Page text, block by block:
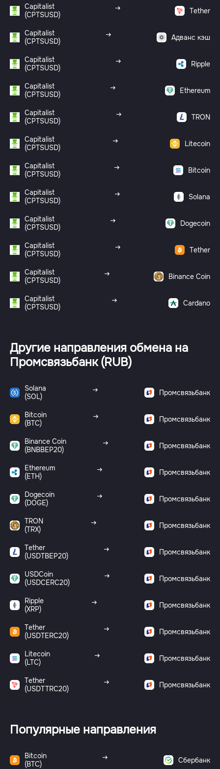
Capitalist
(CPTSUSD)
Tether
Capitalist
(CPTSUSD)
Адванс кэш
Capitalist
(CPTSUSD)
Ripple
Capitalist
(CPTSUSD)
Ethereum
Capitalist
(CPTSUSD)
TRON
Capitalist
(CPTSUSD)
Litecoin
Capitalist
(CPTSUSD)
Bitcoin
Capitalist
(CPTSUSD)
Solana
Capitalist
(CPTSUSD)
Dogecoin
Capitalist
(CPTSUSD)
Tether
Capitalist
(CPTSUSD)
Binance Coin
Capitalist
(CPTSUSD)
Cardano
Другие направления обмена на
Промсвязьбанк (RUB)
Solana
(SOL)
Промсвязьбанк
Bitcoin
(BTC)
Промсвязьбанк
Binance Coin
(BNBBEP20)
Промсвязьбанк
Ethereum
(ETH)
Промсвязьбанк
Dogecoin
(DOGE)
Промсвязьбанк
TRON
(TRX)
Промсвязьбанк
Tether
(USDTBEP20)
Промсвязьбанк
USDCoin
(USDCERC20)
Промсвязьбанк
Ripple
(XRP)
Промсвязьбанк
Tether
(USDTERC20)
Промсвязьбанк
Litecoin
(LTC)
Промсвязьбанк
Tether
(USDTTRC20)
Промсвязьбанк
Популярные направления
Bitcoin
(BTC)
Сбербанк